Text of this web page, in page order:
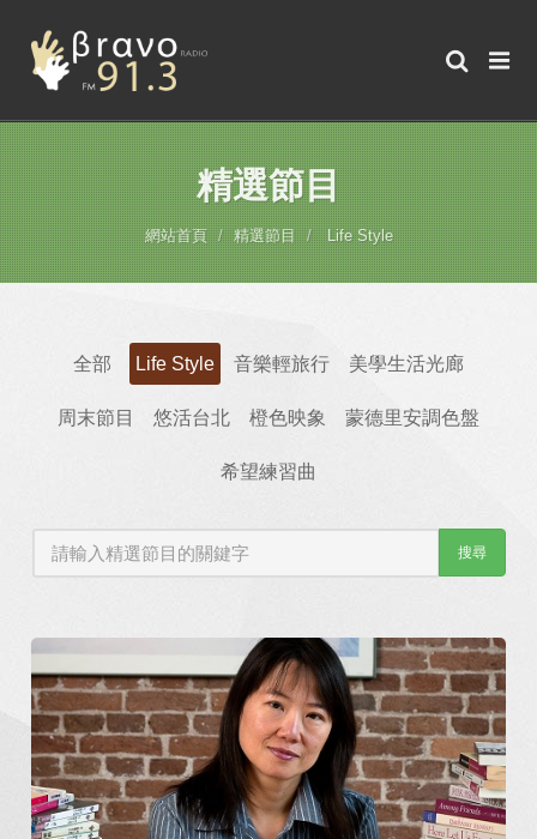
精選節目
網站首頁 精選節目 Life Style
全部 Life Style 音樂輕旅行 美學生活光廊
周末節目 悠活台北 橙色映象 蒙德里安調色盤
希望練習曲
搜尋